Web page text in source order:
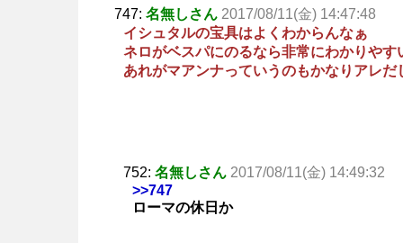
747: 名無しさん 2017/08/11(金) 14:47:48
イシュタルの宝具はよくわからんなぁ
ネロがベスパにのるなら非常にわかりやす
あれがマアンナっていうのもかなりアレだ
752: 名無しさん 2017/08/11(金) 14:49:32
>>747
ローマの休日か